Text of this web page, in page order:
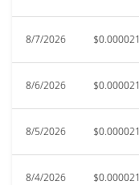
8/7/2026 $0.000021
8/6/2026 $0.000021
8/5/2026 $0.000021
8/4/2026 $0.000021